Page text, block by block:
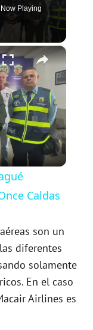
Now Playing
×
Caldas
son un
diferentes
solamente
En el caso
Airlines es